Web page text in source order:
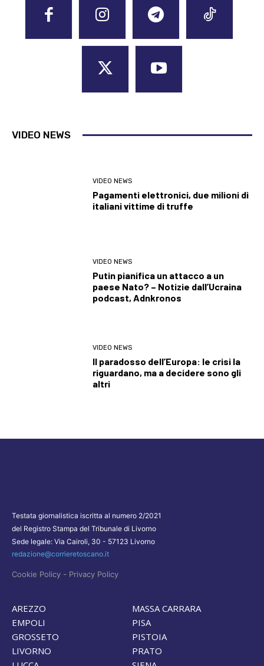
VIDEO NEWS
VIDEO NEWS
Pagamenti elettronici, due milioni di
italiani vittime di truffe
VIDEO NEWS
Putin pianifica un attacco a un
paese Nato? – Notizie dall’Ucraina
podcast, Adnkronos
VIDEO NEWS
Il paradosso dell’Europa: le crisi la
riguardano, ma a decidere sono gli
altri
Testata giornalistica iscritta al numero 2/2021
del Registro Stampa del Tribunale di Livorno
Sede legale: Via Cairoli, 30 - 57123 Livorno
redazione@corrieretoscano.it
Cookie Policy - Privacy Policy
AREZZO
EMPOLI
GROSSETO
LIVORNO
MASSA CARRARA
PISA
PISTOIA
PRATO